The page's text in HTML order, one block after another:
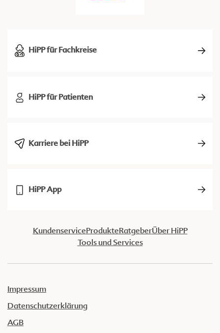
HiPP für Fachkreise
HiPP für Patienten
Karriere bei HiPP
HiPP App
KundenserviceProdukteRatgeberÜber HiPP
Tools und Services
Impressum
Datenschutzerklärung
AGB